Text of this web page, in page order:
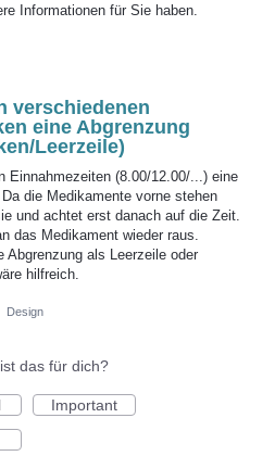
Informationen für Sie haben.
verschiedenen
eine Abgrenzung
Leerzeile)
Einnahmezeiten (8.00/12.00/...) eine
die Medikamente vorne stehen
und achtet erst danach auf die Zeit.
das Medikament wieder raus.
Abgrenzung als Leerzeile oder
hilfreich.
Design
das für dich?
Important